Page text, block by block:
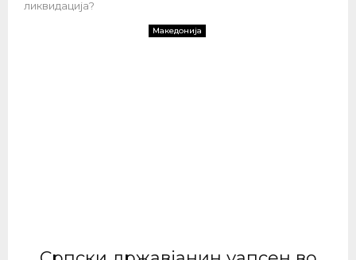
ликвидација?
Македонија